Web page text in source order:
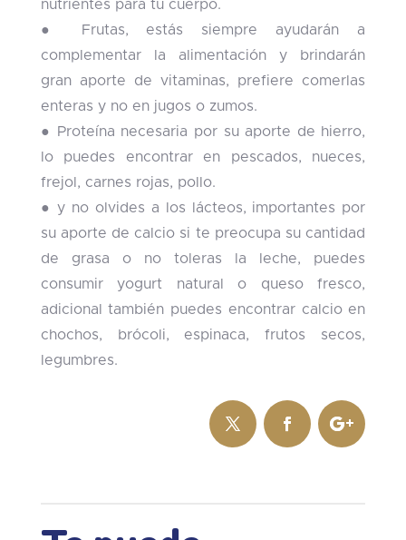
nutrientes para tu cuerpo.
● Frutas, estás siempre ayudarán a
complementar la alimentación y brindarán
gran aporte de vitaminas, prefiere comerlas
enteras y no en jugos o zumos.
● Proteína necesaria por su aporte de hierro,
lo puedes encontrar en pescados, nueces,
frejol, carnes rojas, pollo.
● y no olvides a los lácteos, importantes por
su aporte de calcio si te preocupa su cantidad
de grasa o no toleras la leche, puedes
consumir yogurt natural o queso fresco,
adicional también puedes encontrar calcio en
chochos, brócoli, espinaca, frutos secos,
legumbres.